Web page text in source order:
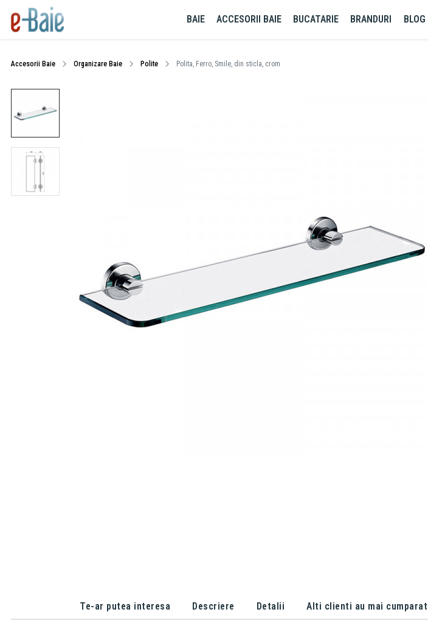
BAIE ACCESORII BAIE BUCATARIE BRANDURI BLOG
Accesorii Baie Organizare Baie Polite Polita, Ferro, Smile, din sticla, crom
Te-ar putea interesa Descriere Detalii Alti clienti au mai cumparat